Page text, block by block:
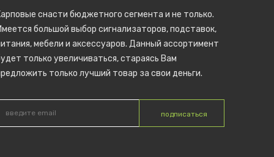
снасти бюджетного сегмента и не только.
большой выбор сигнализаторов, подставок,
мебели и аксессуаров. Данный ассортимент
только увеличиваться, стараясь Вам
только лучший товар за свои деньги.
подписаться